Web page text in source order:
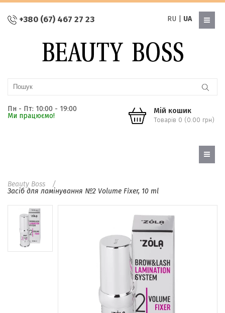
+380 (67) 467 27 23 RU UA
Пн - Пт: 10:00 - 19:00
Ми працюємо!
Мій кошик
Товарів 0 (0.00 грн)
Beauty Boss
Засіб для ламінування №2 Volume Fixer, 10 ml